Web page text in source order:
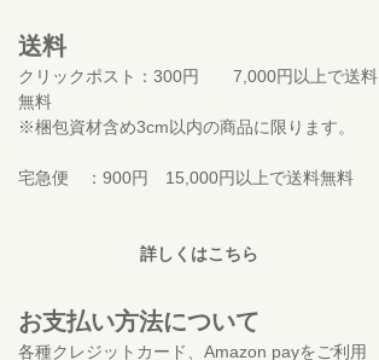
送料
クリックポスト：300円 7,000円以上で送料
無料
※梱包資材含め3cm以内の商品に限ります。
宅急便 ：900円 15,000円以上で送料無料
詳しくはこちら
お支払い方法について
各種クレジットカード、Amazon payをご利用